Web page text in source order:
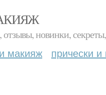
новинки,
макияж прически